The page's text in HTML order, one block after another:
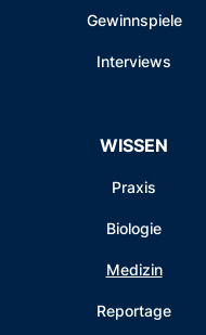
Gewinnspiele
Interviews
WISSEN
Praxis
Biologie
Medizin
Reportage